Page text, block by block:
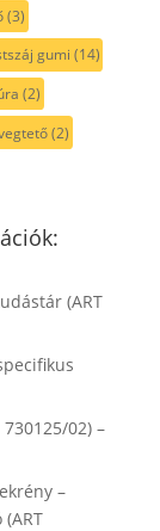
(3)
gumi (14)
(2)
(2)
(ART
02) –
–